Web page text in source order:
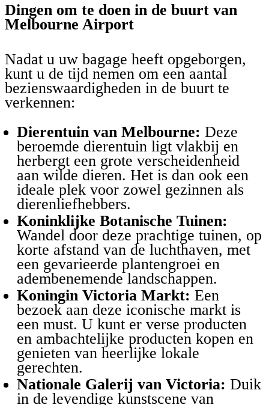
Dingen om te doen in de buurt van
Melbourne Airport
Nadat u uw bagage heeft opgeborgen,
kunt u de tijd nemen om een aantal
bezienswaardigheden in de buurt te
verkennen:
Dierentuin van Melbourne: Deze
beroemde dierentuin ligt vlakbij en
herbergt een grote verscheidenheid
aan wilde dieren. Het is dan ook een
ideale plek voor zowel gezinnen als
dierenliefhebbers.
Koninklijke Botanische Tuinen:
Wandel door deze prachtige tuinen, op
korte afstand van de luchthaven, met
een gevarieerde plantengroei en
adembenemende landschappen.
Koningin Victoria Markt: Een
bezoek aan deze iconische markt is
een must. U kunt er verse producten
en ambachtelijke producten kopen en
genieten van heerlijke lokale
gerechten.
Nationale Galerij van Victoria: Duik
in de levendige kunstscene van